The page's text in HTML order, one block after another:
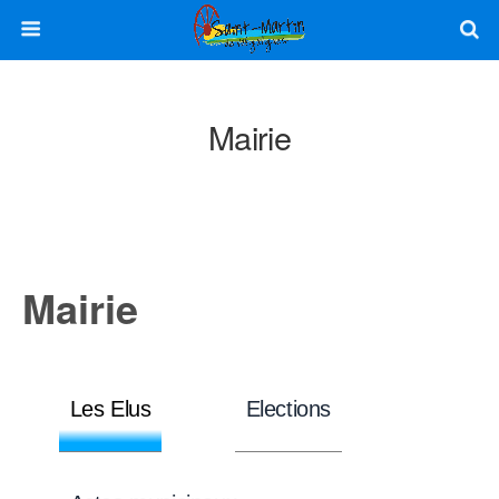
Mairie
Mairie
Les Elus Elections